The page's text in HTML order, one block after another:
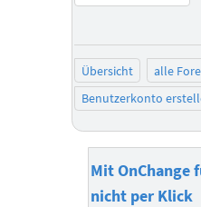
Übersicht alle
Benutzerkonto
Mit OnChange
nicht per Klick